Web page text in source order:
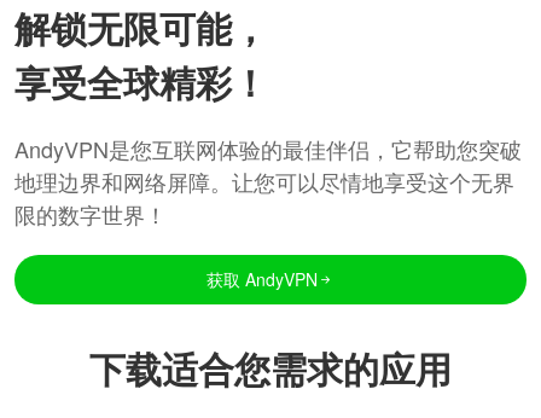
解锁无限可能，
享受全球精彩！
AndyVPN是您互联网体验的最佳伴侣，它帮助您突破
地理边界和网络屏障。让您可以尽情地享受这个无界
限的数字世界！
获取 AndyVPN
下载适合您需求的应用